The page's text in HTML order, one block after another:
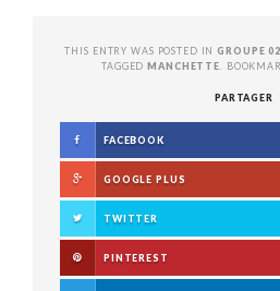
THIS ENTRY WAS POSTED INGROUPE
TAGGEDMANCHETTE .
PARTAGER
FACEBOOK
GOOGLE PLUS
TWITTER
PINTEREST